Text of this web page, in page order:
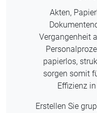
Akten,
Vergangenheit
papierlos,
sorgen somit
Effizienz
Erstellen Sie